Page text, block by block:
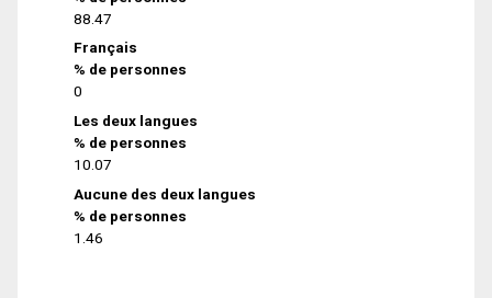
88.47
Français
% de personnes
0
Les deux langues
% de personnes
10.07
Aucune des deux langues
% de personnes
1.46